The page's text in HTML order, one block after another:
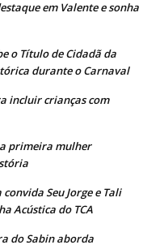
em Valente e sonha
o Título de Cidadã da
durante o Carnaval
incluir crianças com
primeira mulher
Seu Jorge e Tali
Acústica do TCA
do Sabin aborda